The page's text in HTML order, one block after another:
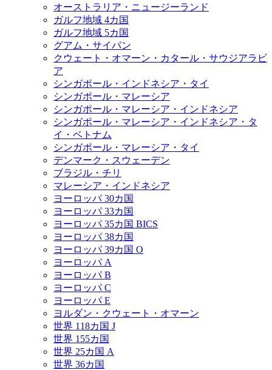
オーストラリア・ニュージーランド
ガルフ地域 4カ国
ガルフ地域 5カ国
グアム・サイパン
クウェート・オマーン・カタール・サウジアラビ
ア
シンガポール・インドネシア・タイ
シンガポール・マレーシア
シンガポール・マレーシア・インドネシア
シンガポール・マレーシア・インドネシア・タ
イ・ベトナム
シンガポール・マレーシア・タイ
デンマーク・スウェーデン
ブラジル・チリ
マレーシア・インドネシア
ヨーロッパ 30カ国
ヨーロッパ 33カ国
ヨーロッパ 35カ国 BICS
ヨーロッパ 38カ国
ヨーロッパ 39カ国 O
ヨーロッパ A
ヨーロッパ B
ヨーロッパ C
ヨーロッパ E
ヨルダン・クウェート・オマーン
世界 118カ国 J
世界 155カ国
世界 25カ国 A
世界 36カ国